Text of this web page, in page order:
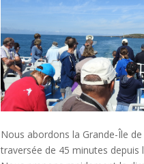
Nous abordons la Grande-Île de
traversée de 45 minutes depuis